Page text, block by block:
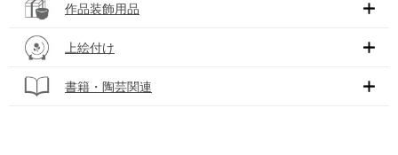
作品装飾用品
上絵付け
書籍・陶芸関連